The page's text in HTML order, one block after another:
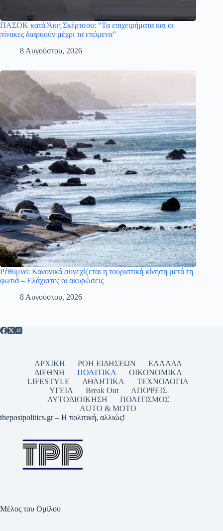
ΠΑΣΟΚ κατά Άκη Σκέρτσου: “Τα επιχειρήματα και οι
πίνακες διαρκούν μέχρι τα επόμενα”
8 Αυγούστου, 2026
Ρέθυμνο: Κανονικά συνεχίζεται η τουριστική κίνηση μετά τη
φωτιά – Ελάχιστες οι ακυρώσεις
8 Αυγούστου, 2026
ΑΡΧΙΚΗ ΡΟΗ ΕΙΔΗΣΕΩΝ
ΕΛΛΑΔΑ
ΔΙΕΘΝΗ
ΠΟΛΙΤΙΚΑ
ΟΙΚΟΝΟΜΙΚΑ
LIFESTYLE
ΑΘΛΗΤΙΚΑ
ΤΕΧΝΟΛΟΓΙΑ
ΥΓΕΙΑ
Break Out
ΑΠΟΨΕΙΣ
ΑΥΤΟΔΙΟΙΚΗΣΗ
ΠΟΛΙΤΙΣΜΟΣ
AUTO & MOTO
thepostpolitics.gr – Η πολιτική, αλλιώς!
Μέλος του Ομίλου